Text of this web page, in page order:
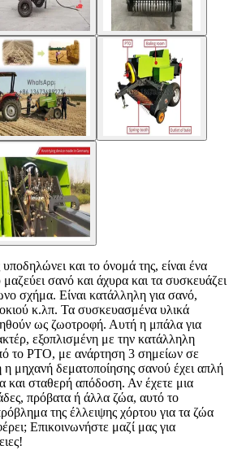
και το όνομά της, είναι ένα
σανό και άχυρα και τα συσκευάζει
σχήμα. Είναι κατάλληλη για σανό,
κ.λπ. Τα συσκευασμένα υλικά
ως ζωοτροφή. Αυτή η μπάλα για
εξοπλισμένη με την κατάλληλη
το PTO, με ανάρτηση 3 σημείων σε
μηχανή δεματοποίησης σανού έχει απλή
και σταθερή απόδοση. Αν έχετε μια
πρόβατα ή άλλα ζώα, αυτό το
της έλλειψης χόρτου για τα ζώα
Επικοινωνήστε μαζί μας για